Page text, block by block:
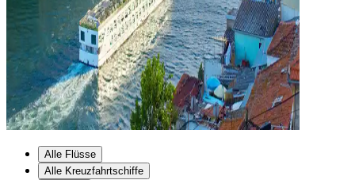
Alle Flüsse
Alle Kreuzfahrtschiffe